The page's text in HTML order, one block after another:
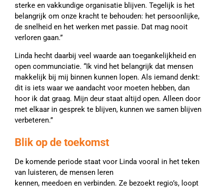
sterke en vakkundige organisatie blijven. Tegelijk is het
belangrijk om onze kracht te behouden: het persoonlijke,
de snelheid en het werken met passie. Dat mag nooit
verloren gaan.”
Linda hecht daarbij veel waarde aan toegankelijkheid en
open communciatie. “Ik vind het belangrijk dat mensen
makkelijk bij mij binnen kunnen lopen. Als iemand denkt:
dit is iets waar we aandacht voor moeten hebben, dan
hoor ik dat graag. Mijn deur staat altijd open. Alleen door
met elkaar in gesprek te blijven, kunnen we samen blijven
verbeteren.”
Blik op de toekomst
De komende periode staat voor Linda vooral in het teken
van luisteren, de mensen leren
kennen, meedoen en verbinden. Ze bezoekt regio’s, loopt